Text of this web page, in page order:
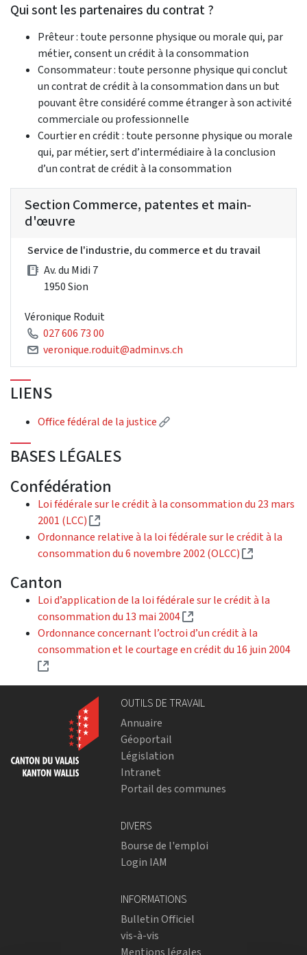
Qui sont les partenaires du contrat ?
Prêteur : toute personne physique ou morale qui, par
métier, consent un crédit à la consommation
Consommateur : toute personne physique qui conclut
un contrat de crédit à la consommation dans un but
pouvant être considéré comme étranger à son activité
commerciale ou professionnelle
Courtier en crédit : toute personne physique ou morale
qui, par métier, sert d’intermédiaire à la conclusion
d’un contrat de crédit à la consommation
Section Commerce, patentes et main-
d'œuvre
Service de l'industrie, du commerce et du travail
Av. du Midi 7
1950 Sion
Véronique Roduit
027 606 73 00
veronique.roduit@admin.vs.ch
LIENS
Office fédéral de la justice (Lien externe)
BASES LÉGALES
Confédération
Loi fédérale sur le crédit à la consommation du 23 mars
2001 (LCC)
(Lien externe)
Ordonnance relative à la loi fédérale sur le crédit à la
consommation du 6 novembre 2002 (OLCC)
(Lien
Canton
Loi d’application de la loi fédérale sur le crédit à la
consommation du 13 mai 2004
(Lien externe)
Ordonnance concernant l’octroi d’un crédit à la
consommation et le courtage en crédit du 16 juin 2004
(Lien externe)
OUTILS DE TRAVAIL
Annuaire
Géoportail
Législation
Intranet
Portail des communes
DIVERS
Bourse de l'emploi
Login IAM
INFORMATIONS
Bulletin Officiel
vis-à-vis
Mentions légales